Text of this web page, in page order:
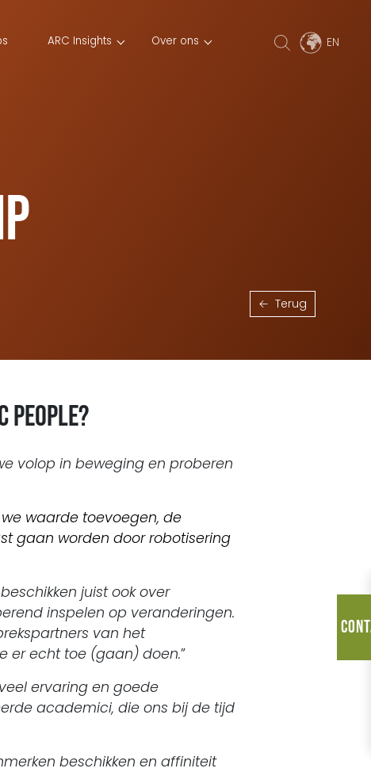
ARC Insights Over ons
Terug
People?
volop in beweging en proberen
waarde toevoegen, de
gaan worden door robotisering
juist ook over
inspelen op veranderingen.
van het
er echt toe (gaan) doen.”
ervaring en goede
academici, die ons bij de tijd
beschikken en affiniteit